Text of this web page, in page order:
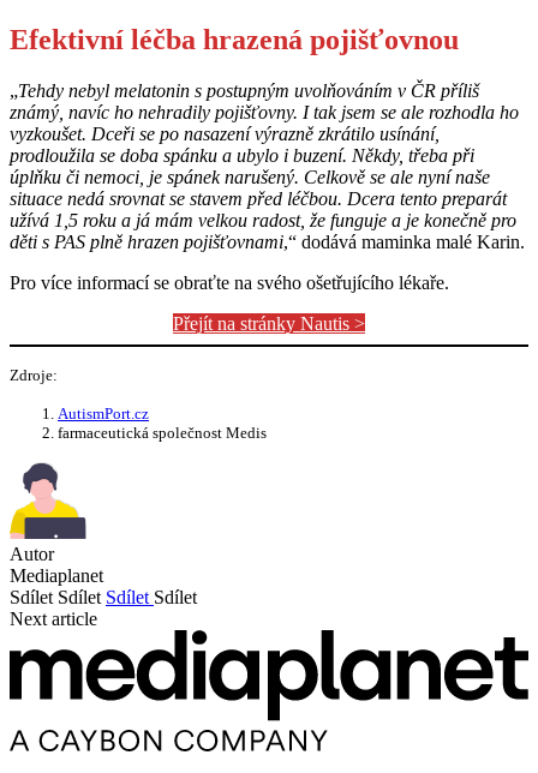
Efektivní léčba hrazená pojišťovnou
„Tehdy nebyl melatonin s postupným uvolňováním v ČR příliš
známý, navíc ho nehradily pojišťovny. I tak jsem se ale rozhodla ho
vyzkoušet. Dceři se po nasazení výrazně zkrátilo usínání,
prodloužila se doba spánku a ubylo i buzení. Někdy, třeba při
úplňku či nemoci, je spánek narušený. Celkově se ale nyní naše
situace nedá srovnat se stavem před léčbou. Dcera tento preparát
užívá 1,5 roku a já mám velkou radost, že funguje a je konečně pro
děti s PAS plně hrazen pojišťovnami,“ dodává maminka malé Karin.
Pro více informací se obraťte na svého ošetřujícího lékaře.
Přejít na stránky Nautis >
Zdroje:
AutismPort.cz
farmaceutická společnost Medis
Autor
Mediaplanet
Sdílet Sdílet Sdílet Sdílet
Next article